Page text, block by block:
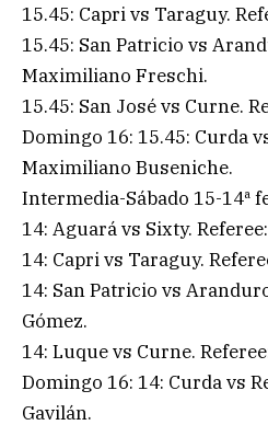
15.45: Capri vs Taraguy.
15.45: San Patricio vs
Maximiliano Freschi.
15.45: San José vs Curne.
Domingo 16: 15.45: Curda
Maximiliano Buseniche.
Intermedia-Sábado 15-14ª
14: Aguará vs Sixty.
14: Capri vs Taraguy.
14: San Patricio vs
Gómez.
14: Luque vs Curne.
Domingo 16: 14: Curda vs
Gavilán.